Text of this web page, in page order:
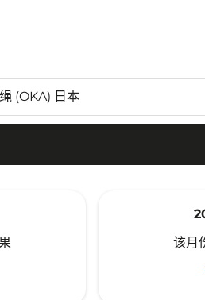
该月